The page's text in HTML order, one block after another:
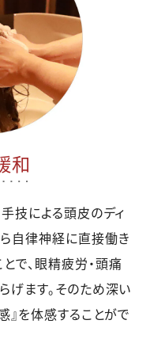
和
技による頭皮のディ
自律神経に直接働き
で、眼精疲労・頭痛
げます。そのため深い
』を体感することがで